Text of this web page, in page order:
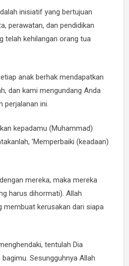
inisiatif yang bertujuan
perawatan, dan pendidikan
telah kehilangan orang tua
anak berhak mendapatkan
dan kami mengundang Anda
perjalanan ini.
kepadamu (Muhammad)
'Memperbaiki (keadaan)
mereka, maka mereka
harus dihormati). Allah
membuat kerusakan dari siapa
tentulah Dia
Sesungguhnya Allah